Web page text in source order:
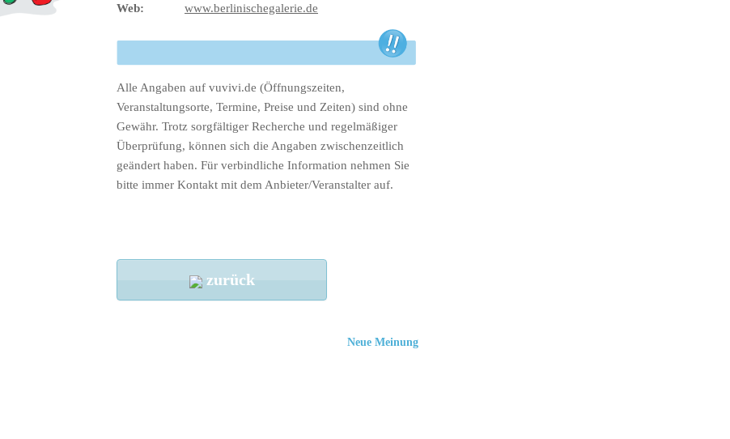
Web:
www.berlinischegalerie.de
Alle Angaben auf vuvivi.de (Öffnungszeiten,
Veranstaltungsorte, Termine, Preise und Zeiten) sind ohne
Gewähr. Trotz sorgfältiger Recherche und regelmäßiger
Überprüfung, können sich die Angaben zwischenzeitlich
geändert haben. Für verbindliche Information nehmen Sie
bitte immer Kontakt mit dem Anbieter/Veranstalter auf.
zurück
Neue Meinung